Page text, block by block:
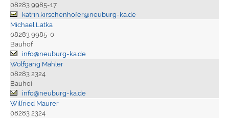
08283 9985-17
katrin.kirschenhofer@neuburg-ka.de
Michael Latka
08283 9985-0
Bauhof
info@neuburg-ka.de
Wolfgang Mahler
08283 2324
Bauhof
info@neuburg-ka.de
Wilfried Maurer
08283 2324